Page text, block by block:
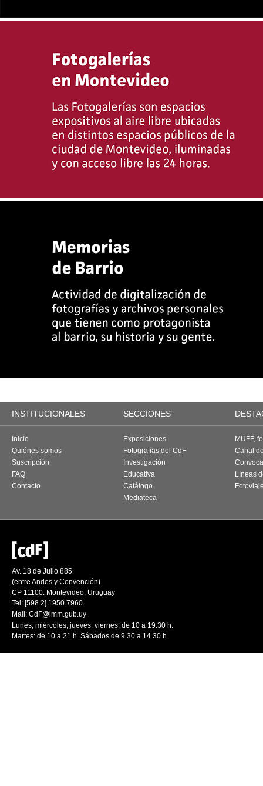
INSTITUCIONALES SECCIONES
Inicio
Quiénes somos
Suscripción
FAQ
Contacto
Exposiciones
Fotografías del CdF
Investigación
Educativa
Catálogo
Mediateca
MUFF,
Canal
Líneas
Av. 18 de Julio 885
(entre Andes y Convención)
CP 11100. Montevideo. Uruguay
Tel: [598 2] 1950 7960
Mail: CdF@imm.gub.uy
Lunes, miércoles, jueves, viernes: de 10 a 19.30 h.
Martes: de 10 a 21 h. Sábados de 9.30 a 14.30 h.